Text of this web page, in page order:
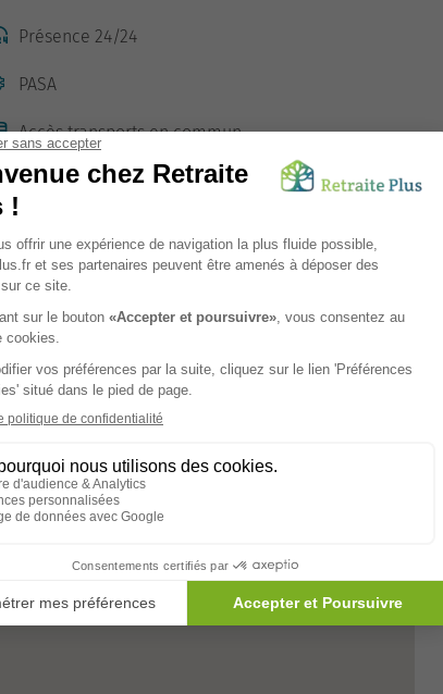
Présence 24/24
PASA
Accès transports en commun
Ascenseur